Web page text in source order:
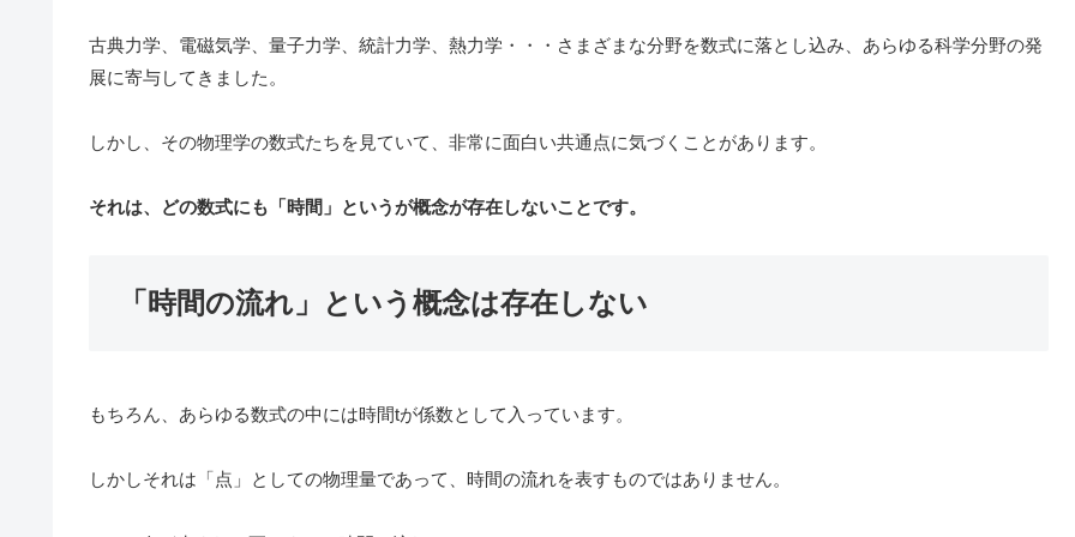
古典力学、電磁気学、量子力学、統計力学、熱力学・・・さまざまな分野を数式に落とし込み、あらゆる科学分野の発
展に寄与してきました。
しかし、その物理学の数式たちを見ていて、非常に面白い共通点に気づくことがあります。
それは、どの数式にも「時間」というが概念が存在しないことです。
「時間の流れ」という概念は存在しない
もちろん、あらゆる数式の中には時間tが係数として入っています。
しかしそれは「点」としての物理量であって、時間の流れを表すものではありません。